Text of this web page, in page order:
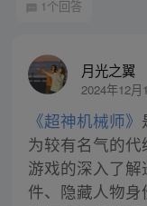
1个回答
月光之翼
2024年12月
《超神机械师》
为较有名气的
游戏的深入了
件、隐藏人物